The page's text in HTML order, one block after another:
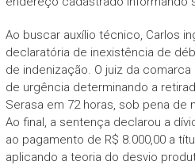
Ao buscar auxílio técnico, Carlos
declaratória de inexistência de
de indenização. O juiz da
de urgência determinando a
Serasa em 72 horas, sob pena de
Ao final, a sentença declarou a
ao pagamento de R$ 8.000,00 a
aplicando a teoria do desvio